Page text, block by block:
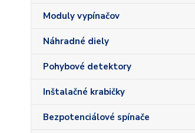
Moduly vypínačov
Náhradné diely
Pohybové detektory
Inštalačné krabičky
Bezpotenciálové spínače